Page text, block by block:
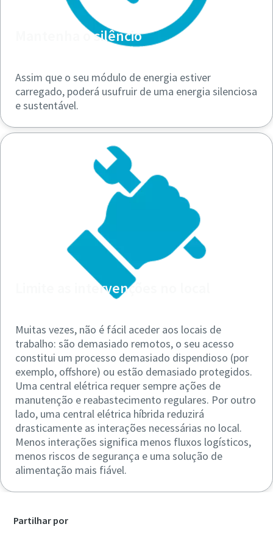
Mantenha o silêncio
Assim que o seu módulo de energia estiver
carregado, poderá usufruir de uma energia silenciosa
e sustentável.
Limite as intervenções no local
Muitas vezes, não é fácil aceder aos locais de
trabalho: são demasiado remotos, o seu acesso
constitui um processo demasiado dispendioso (por
exemplo, offshore) ou estão demasiado protegidos.
Uma central elétrica requer sempre ações de
manutenção e reabastecimento regulares. Por outro
lado, uma central elétrica híbrida reduzirá
drasticamente as interações necessárias no local.
Menos interações significa menos fluxos logísticos,
menos riscos de segurança e uma solução de
alimentação mais fiável.
Partilhar por